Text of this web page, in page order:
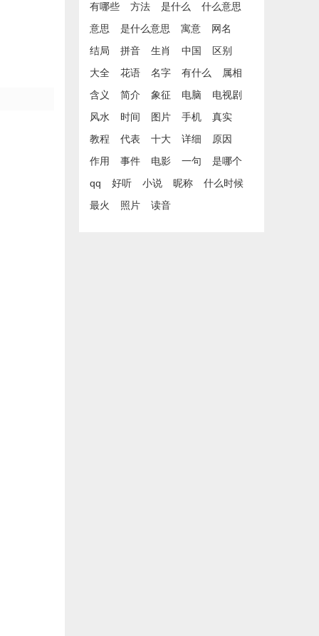
有哪些 方法 是什么
什么意思
意思
是什么意思 寓意
网名
结局
拼音 生肖 中国
区别
大全
花语 名字 有什么
属相
含义
简介 象征 电脑
电视剧
风水
时间 图片 手机
真实
教程
代表 十大 详细
原因
作用
事件 电影 一句
是哪个
qq
好听 小说 昵称
什么时候
最火
照片 读音